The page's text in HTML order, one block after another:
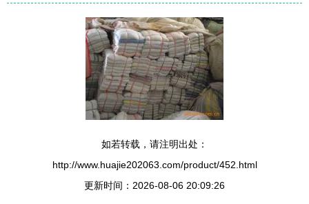
如若转载，请注明出处：
http://www.huajie202063.com/product/452.html
更新时间：2026-08-06 20:09:26